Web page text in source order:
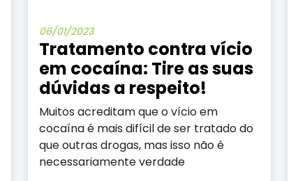
06/01/2023
Tratamento contra vício
em cocaína: Tire as suas
dúvidas a respeito!
Muitos acreditam que o vício em
cocaína é mais difícil de ser tratado do
que outras drogas, mas isso não é
necessariamente verdade